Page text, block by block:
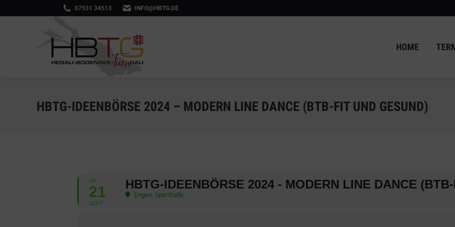
07531 34513 INFO@HBTG.DE
HOME
HBTG-IDEENBÖRSE 2024 – MODERN LINE DANCE (BTB-FIT UND GESUND)
SA
21
SEPT
HBTG-IDEENBÖRSE 2024 - MODERN LINE DANCE
Engen, Sporthalle